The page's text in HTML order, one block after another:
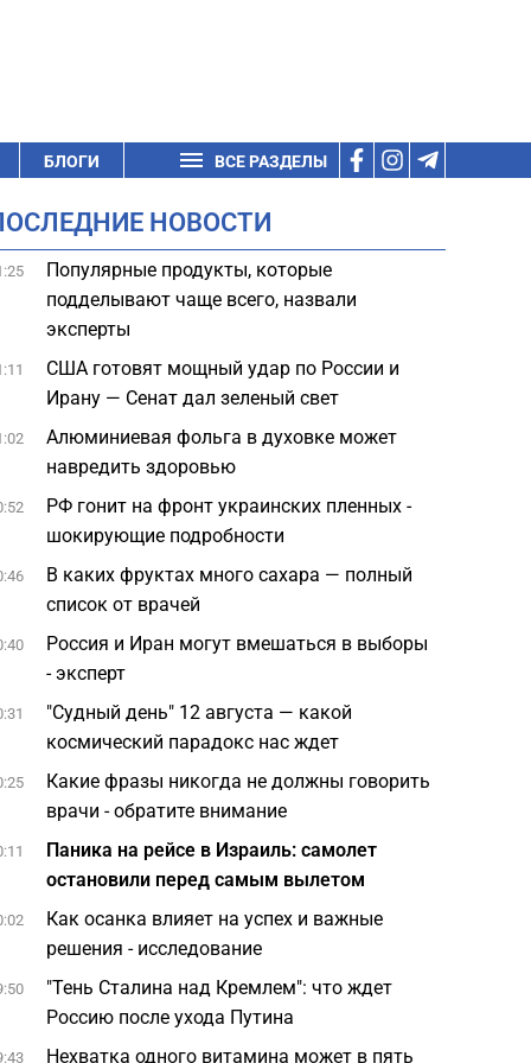
БЛОГИ ВСЕ РАЗДЕЛЫ
НОВОСТИ
Популярные продукты, которые
подделывают чаще всего, назвали
эксперты
США готовят мощный удар по России и
Ирану — Сенат дал зеленый свет
Алюминиевая фольга в духовке может
навредить здоровью
РФ гонит на фронт украинских пленных -
шокирующие подробности
В каких фруктах много сахара — полный
список от врачей
Россия и Иран могут вмешаться в выборы
- эксперт
"Судный день" 12 августа — какой
космический парадокс нас ждет
Какие фразы никогда не должны говорить
врачи - обратите внимание
Паника на рейсе в Израиль: самолет
остановили перед самым вылетом
Как осанка влияет на успех и важные
решения - исследование
"Тень Сталина над Кремлем": что ждет
Россию после ухода Путина
Нехватка одного витамина может в пять